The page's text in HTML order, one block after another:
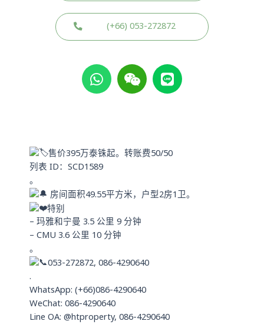
(+66) 053-272872
W
h
a
p
p
W
e
i
L
i
n
售价395万泰铢起。转账费50/50
列表 ID：SCD1589
。
房间面积49.55平方米，户型2房1卫。
特别
– 玛雅和宁曼 3.5 公里 9 分钟
– CMU 3.6 公里 10 分钟
。
053-272872, 086-4290640
.
WhatsApp: (+66)086-4290640
WeChat: 086-4290640
Line OA: @htproperty, 086-4290640